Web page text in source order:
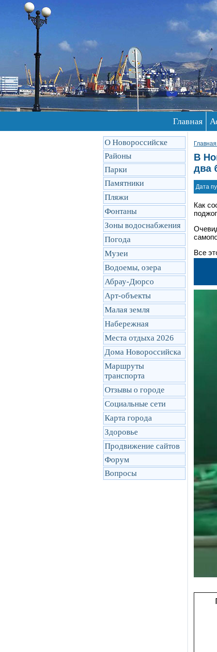
Главная
О Новороссийске
Районы
Парки
Памятники
Пляжи
Фонтаны
Зоны водоснабжения
Погода
Музеи
Водоемы, озера
Абрау-Дюрсо
Арт-объекты
Малая земля
Набережная
Места отдыха 2026
Дома Новороссийска
Маршруты
транcпорта
Отзывы о городе
Социальные сети
Карта города
Здоровье
Продвижение сайтов
Форум
Вопросы
В
два
Дата
Как
Все